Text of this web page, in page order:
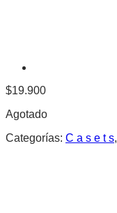
$19.900
Agotado
Categorías: C a s e t s,